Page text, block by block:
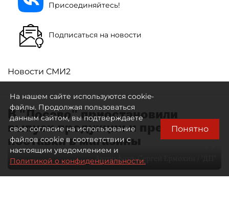
Присоединяйтесь!
Подписаться на новости
Новости СМИ2
В "Лосево" приостановили
выпуск продукции и прекратили
поставки в магазины
Автор фото:Сергей Ермохин / "ДП"
На нашем сайте используются cookie-
файлы. Продолжая пользоваться
данным сайтом, вы подтверждаете
свое согласие на использование
файлов cookie в соответствии с
настоящим уведомлением и
Политикой о конфиденциальности.
Понятно